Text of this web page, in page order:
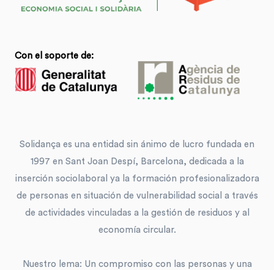
Con el soporte de:
Solidança es una entidad sin ánimo de lucro fundada en
1997 en Sant Joan Despí, Barcelona, ​​dedicada a la
inserción sociolaboral ya la formación profesionalizadora
de personas en situación de vulnerabilidad social a través
de actividades vinculadas a la gestión de residuos y al
economía circular.
Nuestro lema: Un compromiso con las personas y una